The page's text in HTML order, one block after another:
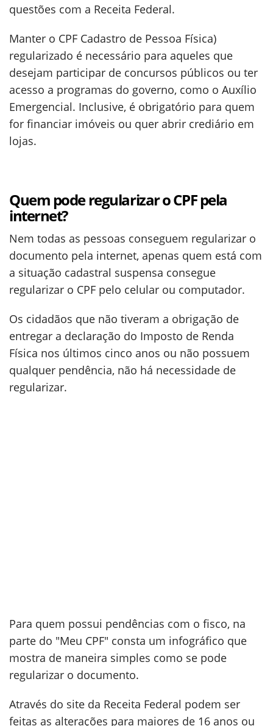
questões com a Receita Federal.
Manter o CPF Cadastro de Pessoa Física)
regularizado é necessário para aqueles que
desejam participar de concursos públicos ou ter
acesso a programas do governo, como o Auxílio
Emergencial. Inclusive, é obrigatório para quem
for financiar imóveis ou quer abrir crediário em
lojas.
Quem pode regularizar o CPF pela
internet?
Nem todas as pessoas conseguem regularizar o
documento pela internet, apenas quem está com
a situação cadastral suspensa consegue
regularizar o CPF pelo celular ou computador.
Os cidadãos que não tiveram a obrigação de
entregar a declaração do Imposto de Renda
Física nos últimos cinco anos ou não possuem
qualquer pendência, não há necessidade de
regularizar.
Para quem possui pendências com o fisco, na
parte do "Meu CPF" consta um infográfico que
mostra de maneira simples como se pode
regularizar o documento.
Através do site da Receita Federal podem ser
feitas as alterações para maiores de 16 anos ou